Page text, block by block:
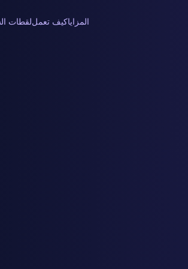
المزاياكيف تعمللقطات